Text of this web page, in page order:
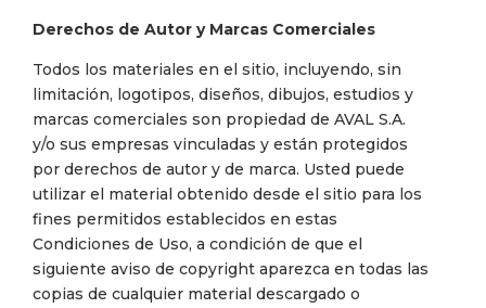
Derechos de Autor y Marcas Comerciales
Todos los materiales en el sitio, incluyendo, sin
limitación, logotipos, diseños, dibujos, estudios y
marcas comerciales son propiedad de AVAL S.A.
y/o sus empresas vinculadas y están protegidos
por derechos de autor y de marca. Usted puede
utilizar el material obtenido desde el sitio para los
fines permitidos establecidos en estas
Condiciones de Uso, a condición de que el
siguiente aviso de copyright aparezca en todas las
copias de cualquier material descargado o